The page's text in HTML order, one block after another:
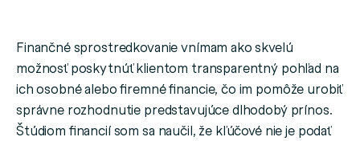
Finančné sprostredkovanie vnímam ako skvelú
možnosť poskytnúť klientom transparentný pohľad na
ich osobné alebo firemné financie, čo im pomôže urobiť
správne rozhodnutie predstavujúce dlhodobý prínos.
Štúdiom financií som sa naučil, že kľúčové nie je podať